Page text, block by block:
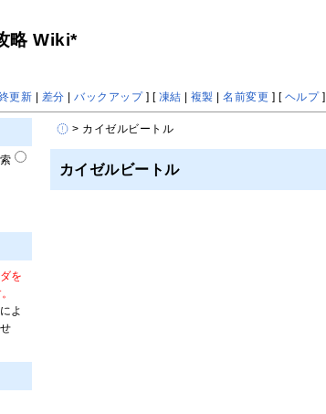
略 Wiki*
更新 | 差分 |バックアップ] [ 凍結 | 複製 |名前変更 ] [ ヘルプ]
> カイゼルビートル
カイゼルビートル
を
よ